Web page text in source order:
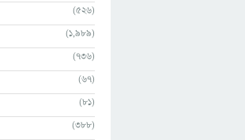
(526)
(1,989)
(736)
(67)
(81)
(388)